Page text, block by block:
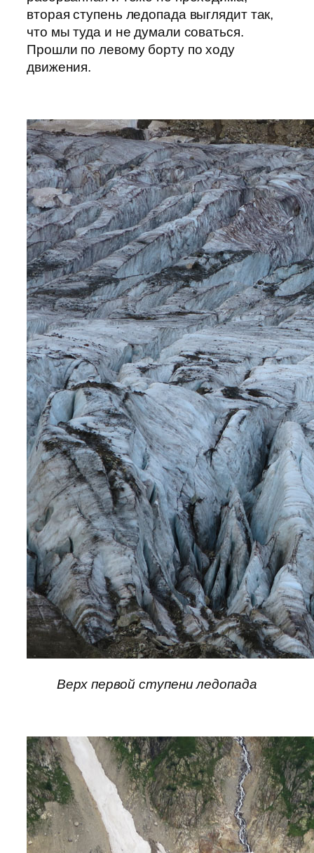
вторая ступень ледопада выглядит так,
что мы туда и не думали соваться.
Прошли по левому борту по ходу
движения.
Верх первой ступени ледопада